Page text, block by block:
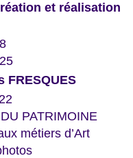
et réalisation
FRESQUES
PATRIMOINE
métiers d’Art